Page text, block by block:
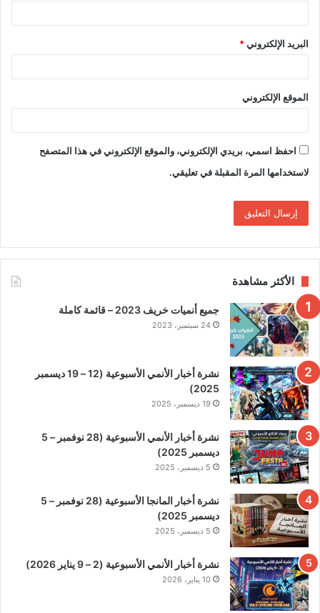
البريد الإلكتروني*
الموقع الإلكتروني
احفظ اسمي، بريدي الإلكتروني، والموقع الإلكتروني في هذا المتصفح
لاستخدامها المرة المقبلة في تعليقي.
الأكثر مشاهدة
جميع أنميات خريف 2023 – قائمة كاملة
24 سبتمبر، 2023
نشرة أخبار الأنمي الأسبوعية (12 – 19 ديسمبر
2025)
19 ديسمبر، 2025
نشرة أخبار الأنمي الأسبوعية (28 نوفمبر – 5
ديسمبر 2025)
5 ديسمبر، 2025
نشرة أخبار المانجا الأسبوعية (28 نوفمبر – 5
ديسمبر 2025)
5 ديسمبر، 2025
نشرة أخبار الأنمي الأسبوعية (2 – 9 يناير 2026)
10 يناير، 2026